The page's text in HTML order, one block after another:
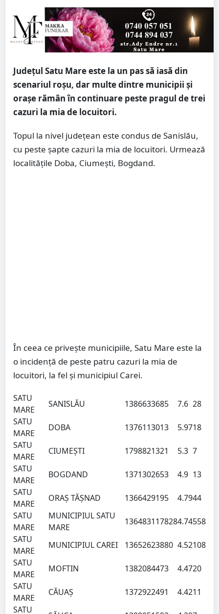
Județul Satu Mare este la un pas să iasă din
scenariul roșu, dar multe dintre municipii și
orașe rămân în continuare peste pragul de trei
cazuri la mia de locuitori.
Topul la nivel județean este condus de Sanislău,
cu peste șapte cazuri la mia de locuitori. Urmează
localitățile Doba, Ciumești, Bogdand.
În ceea ce privește municipiile, Satu Mare este la
o incidență de peste patru cazuri la mia de
locuitori, la fel și municipiul Carei.
SATU
MARE
SANISLĂU 1386633685 7.6 28
SATU
MARE
DOBA 1376113013 5.9718
SATU
MARE
CIUMEŞTI 1798821321 5.3 7
SATU
MARE
BOGDAND 1371302653 4.9 13
SATU
MARE
ORAŞ TĂŞNAD 1366429195 4.7944
SATU
MARE
MUNICIPIUL SATU
MARE
1364831178284.74558
SATU
MARE
MUNICIPIUL CAREI 13652623880 4.52108
SATU
MARE
MOFTIN 1382084473 4.4720
SATU
MARE
CĂUAŞ 1372922491 4.4211
SATU